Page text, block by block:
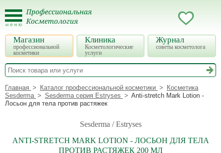
Магазин
профессиональной
косметики
Клиника
Косметологические
услуги
Журнал
советы косметолога
Главная Каталог профессиональной косметики
Косметика
Sesderma
Sesderma серия Estryses
Anti-stretch Mark Lotion -
Лосьон для тела против растяжек
Sesderma / Estryses
ANTI-STRETCH MARK LOTION - ЛОСЬОН ДЛЯ ТЕЛА
ПРОТИВ РАСТЯЖЕК 200 МЛ